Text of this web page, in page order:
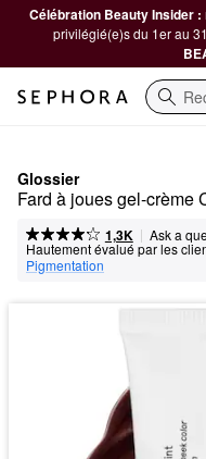
Célébration Beauty Insider :
privilégié(e)s du 1er au
Glossier
Fard à joues gel-crème
1,3K | Ask a
Hautement évalué par les
Pigmentation